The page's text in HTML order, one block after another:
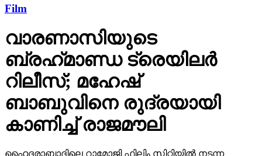
Film
വാരണാസിയുടെ
ബ്രഹ്‌മാണ്ഡ ട്രെയിലര്‍
റിലീസ്; മഹേഷ്
ബാബുവിനെ രുദ്രയായി
കാണിച്ച് രാജമൗലി
ഹൈദരാബാദിലെ റാമോജി ഫിലിം സിറ്റിയില്‍ നടന്ന